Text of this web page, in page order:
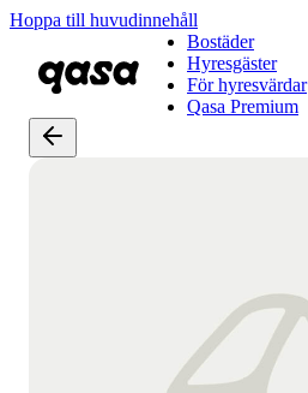
Hoppa till huvudinnehåll
Bostäder
Hyresgäster
För hyresvärdar
Qasa Premium